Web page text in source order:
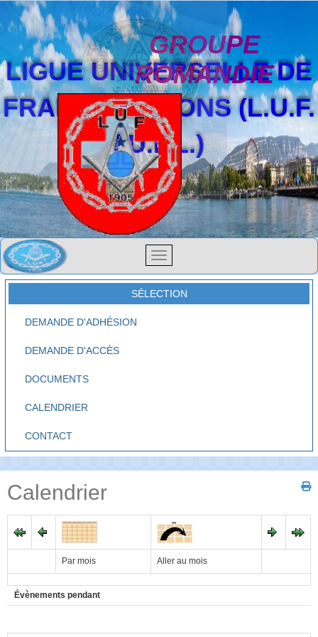
LIGUE UNIVERSELLE DE
FRANCS-MAÇONS (L.U.F.
/ U.F.L.)
GROUPE
ROMANDIE
SÉLECTION
DEMANDE D'ADHÉSION
DEMANDE D'ACCÈS
DOCUMENTS
CALENDRIER
CONTACT
Calendrier
Par mois Aller au mois
Évènements pendant